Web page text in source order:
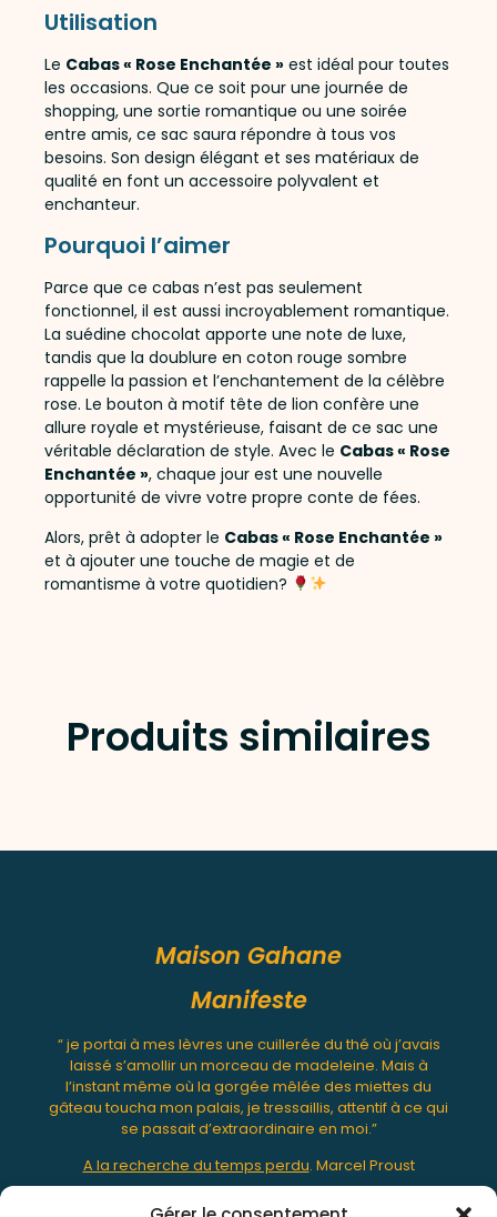
Utilisation
Le Cabas « Rose Enchantée » est idéal pour toutes
les occasions. Que ce soit pour une journée de
shopping, une sortie romantique ou une soirée
entre amis, ce sac saura répondre à tous vos
besoins. Son design élégant et ses matériaux de
qualité en font un accessoire polyvalent et
enchanteur.
Pourquoi l’aimer
Parce que ce cabas n’est pas seulement
fonctionnel, il est aussi incroyablement romantique.
La suédine chocolat apporte une note de luxe,
tandis que la doublure en coton rouge sombre
rappelle la passion et l’enchantement de la célèbre
rose. Le bouton à motif tête de lion confère une
allure royale et mystérieuse, faisant de ce sac une
véritable déclaration de style. Avec le Cabas « Rose
Enchantée », chaque jour est une nouvelle
opportunité de vivre votre propre conte de fées.
Alors, prêt à adopter le Cabas « Rose Enchantée »
et à ajouter une touche de magie et de
romantisme à votre quotidien?
Produits similaires
Maison Gahane
Manifeste
“ je portai à mes lèvres une cuillerée du thé où j’avais
laissé s’amollir un morceau de madeleine. Mais à
l’instant même où la gorgée mêlée des miettes du
gâteau toucha mon palais, je tressaillis, attentif à ce qui
se passait d’extraordinaire en moi.”
A la recherche du temps perdu. Marcel Proust